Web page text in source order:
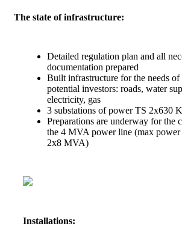
The state of infrastructure:
Detailed regulation plan and all
documentation prepared
Built infrastructure for the needs of
potential investors: roads, water
electricity, gas
3 substations of power TS 2x630
Preparations are underway for the
the 4 MVA power line (max power
2x8 MVA)
Installations: